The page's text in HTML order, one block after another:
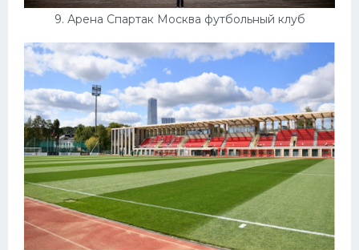
9. Арена Спартак Москва футбольный клуб